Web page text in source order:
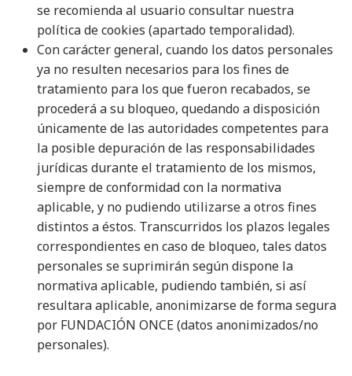
se recomienda al usuario consultar nuestra
política de cookies (apartado temporalidad).
Con carácter general, cuando los datos personales
ya no resulten necesarios para los fines de
tratamiento para los que fueron recabados, se
procederá a su bloqueo, quedando a disposición
únicamente de las autoridades competentes para
la posible depuración de las responsabilidades
jurídicas durante el tratamiento de los mismos,
siempre de conformidad con la normativa
aplicable, y no pudiendo utilizarse a otros fines
distintos a éstos. Transcurridos los plazos legales
correspondientes en caso de bloqueo, tales datos
personales se suprimirán según dispone la
normativa aplicable, pudiendo también, si así
resultara aplicable, anonimizarse de forma segura
por FUNDACIÓN ONCE (datos anonimizados/no
personales).